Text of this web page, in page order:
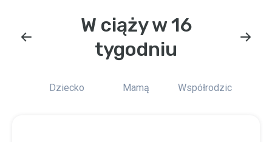
W ciąży w 16
tygodniu
Dziecko Mamą Współrodzic